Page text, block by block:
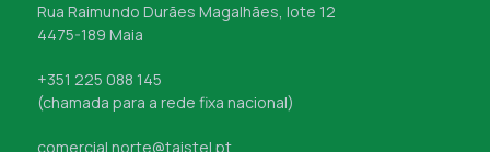
Rua Raimundo Durães Magalhães, lote 12
4475-189 Maia
+351 225 088 145
(chamada para a rede fixa nacional)
comercial.norte@taistel.pt